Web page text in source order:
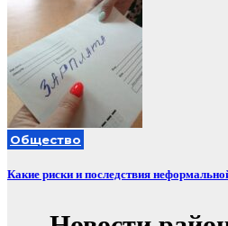
Общество
Какие риски и последствия